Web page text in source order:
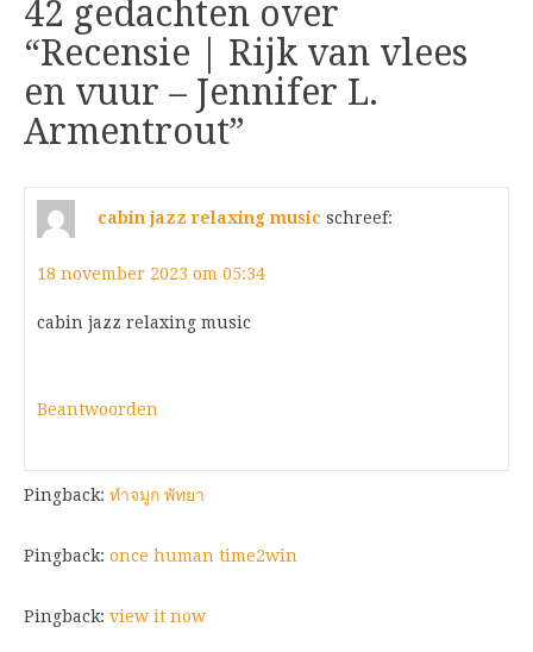
42 gedachten over
“Recensie | Rijk van vlees
en vuur – Jennifer L.
Armentrout”
cabin jazz relaxing music schreef:
18 november 2023 om 05:34
cabin jazz relaxing music
Beantwoorden
Pingback: ทำจมูก พัทยา
Pingback: once human time2win
Pingback: view it now